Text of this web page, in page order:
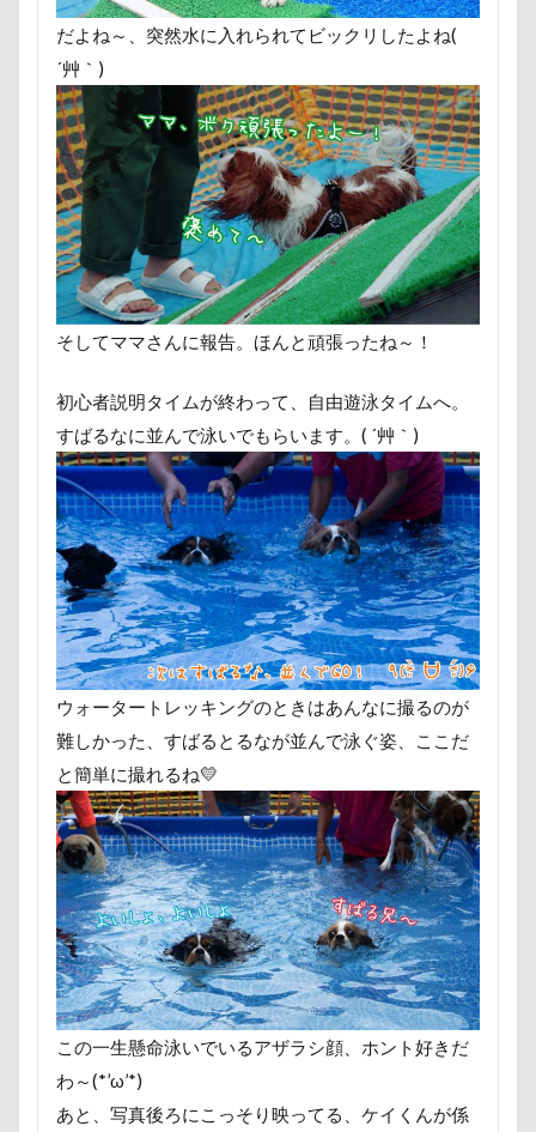
だよね～、突然水に入れられてビックリしたよね(
´艸｀)
そしてママさんに報告。ほんと頑張ったね～！
初心者説明タイムが終わって、自由遊泳タイムへ。
すばるなに並んで泳いでもらいます。( ´艸｀)
ウォータートレッキングのときはあんなに撮るのが
難しかった、すばるとるなが並んで泳ぐ姿、ここだ
と簡単に撮れるね💛
この一生懸命泳いでいるアザラシ顔、ホント好きだ
わ～(*’ω’*)
あと、写真後ろにこっそり映ってる、ケイくんが係
わんダフルネイチャーヴィレッジ
みちのくファーム
まろくん
まなちゃん
ますの寿し
わんコレ
るなちゃん
わんちゃ
るな祖母
るな父 るな母
るな4才
るな3才
るな2才
ぐんまフラワーパーク
くるみちゃん
JOKER's TOWN
John’s Background
HARIO ハリオ ワンプレおやつキット
LDソファー
gacco
Nicoちゃん
Naluちゃん
MC-VKS8200
MC-SBU840K.
M'sふぁくとりー
LUCIAちゃん
FlashAir
PeTeMo
Andycafe
BBQ
awa hour APO
ambient lounge
ALPHA ICON
365カレンダー
24-70f2.8
DOG DEPT
FABIA DQX
DogCat Cafe＆Shop パウ
DOG
CAFE SORA
DEC D750
College Logo Parka
Cocoちゃん
PICA秩父
くりりんちゃん
おすしちゃん
おしゃべりペット
お参り
うそこメーカー
いぬPHOTOフェスタ
いぬPHOTO
いちご狩り
お腹パンパン